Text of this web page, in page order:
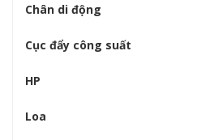
Chân di động
Cục đẩy công suất
HP
Loa